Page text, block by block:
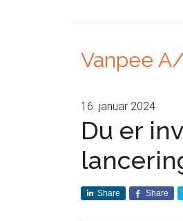
Vanpee
16. januar 2024
Du er
Share Share